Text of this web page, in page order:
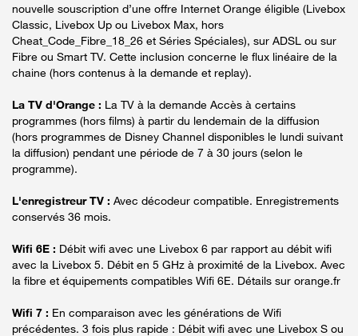
nouvelle souscription d’une offre Internet Orange éligible (Livebox
Classic, Livebox Up ou Livebox Max, hors
Cheat_Code_Fibre_18_26 et Séries Spéciales), sur ADSL ou sur
Fibre ou Smart TV. Cette inclusion concerne le flux linéaire de la
chaine (hors contenus à la demande et replay).
La TV d'Orange : La TV à la demande Accès à certains
programmes (hors films) à partir du lendemain de la diffusion
(hors programmes de Disney Channel disponibles le lundi suivant
la diffusion) pendant une période de 7 à 30 jours (selon le
programme).
L'enregistreur TV : Avec décodeur compatible. Enregistrements
conservés 36 mois.
Wifi 6E : Débit wifi avec une Livebox 6 par rapport au débit wifi
avec la Livebox 5. Débit en 5 GHz à proximité de la Livebox. Avec
la fibre et équipements compatibles Wifi 6E. Détails sur orange.fr
Wifi 7 : En comparaison avec les générations de Wifi
précédentes. 3 fois plus rapide : Débit wifi avec une Livebox S ou